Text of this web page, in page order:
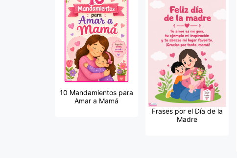
10 Mandamientos para
Amar a Mamá
Frases por el Día de la
Madre